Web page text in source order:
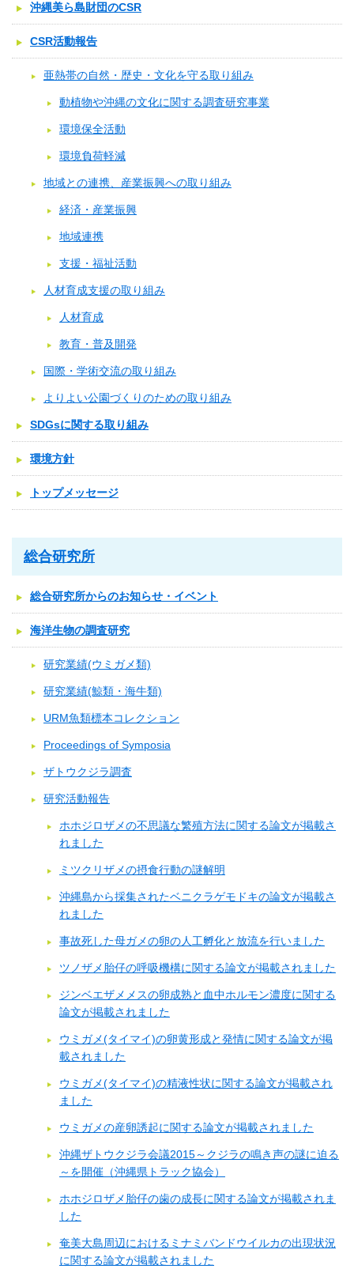
沖縄美ら島財団のCSR
CSR活動報告
亜熱帯の自然・歴史・文化を守る取り組み
動植物や沖縄の文化に関する調査研究事業
環境保全活動
環境負荷軽減
地域との連携、産業振興への取り組み
経済・産業振興
地域連携
支援・福祉活動
人材育成支援の取り組み
人材育成
教育・普及開発
国際・学術交流の取り組み
よりよい公園づくりのための取り組み
SDGsに関する取り組み
環境方針
トップメッセージ
総合研究所
総合研究所からのお知らせ・イベント
海洋生物の調査研究
研究業績(ウミガメ類)
研究業績(鯨類・海牛類)
URM魚類標本コレクション
Proceedings of Symposia
ザトウクジラ調査
研究活動報告
ホホジロザメの不思議な繁殖方法に関する論文が掲載さ
れました
ミツクリザメの摂食行動の謎解明
沖縄島から採集されたベニクラゲモドキの論文が掲載さ
れました
事故死した母ガメの卵の人工孵化と放流を行いました
ツノザメ胎仔の呼吸機構に関する論文が掲載されました
ジンベエザメメスの卵成熟と血中ホルモン濃度に関する
論文が掲載されました
ウミガメ(タイマイ)の卵黄形成と発情に関する論文が掲
載されました
ウミガメ(タイマイ)の精液性状に関する論文が掲載され
ました
ウミガメの産卵誘起に関する論文が掲載されました
沖縄ザトウクジラ会議2015～クジラの鳴き声の謎に迫る
～を開催（沖縄県トラック協会）
ホホジロザメ胎仔の歯の成長に関する論文が掲載されま
した
奄美大島周辺におけるミナミバンドウイルカの出現状況
に関する論文が掲載されました